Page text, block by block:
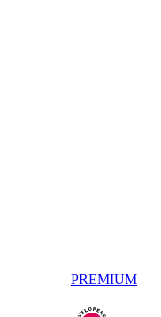
PREMIUM